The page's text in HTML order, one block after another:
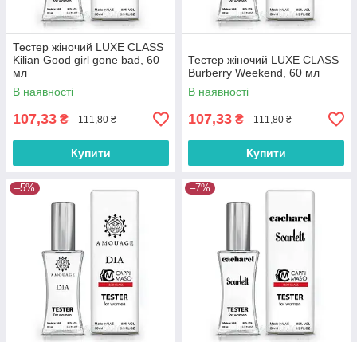
Тестер жіночий LUXE CLASS
Kilian Good girl gone bad, 60
мл
В наявності
107,33 ₴ 111,80 ₴
Купити
Тестер жіночий LUXE CLASS
Burberry Weekend, 60 мл
В наявності
107,33 ₴ 111,80 ₴
Купити
–5% –7%